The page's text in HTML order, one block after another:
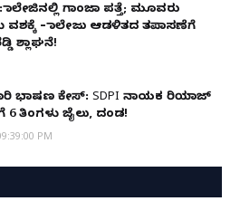
ಗಾಂಜಾ ಪತ್ತೆ; ಮೂವರು
ವಶಕ್ಕೆ – ಕಾಲೇಜು ಆಡಳಿತದ ತಪಾಸಣೆಗೆ
ಶ್ಲಾಘನೆ!
ಭಾಷಣ ಕೇಸ್: SDPI ನಾಯಕ ರಿಯಾಜ್
ತಿಂಗಳು ಜೈಲು, ದಂಡ!
PM